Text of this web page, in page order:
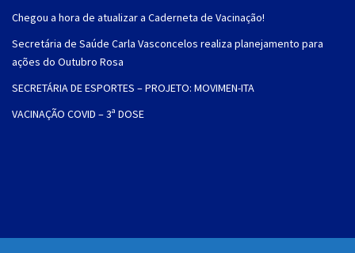
Chegou a hora de atualizar a Caderneta de Vacinação!
Secretária de Saúde Carla Vasconcelos realiza planejamento para
ações do Outubro Rosa
SECRETÁRIA DE ESPORTES – PROJETO: MOVIMEN-ITA
VACINAÇÃO COVID – 3ª DOSE